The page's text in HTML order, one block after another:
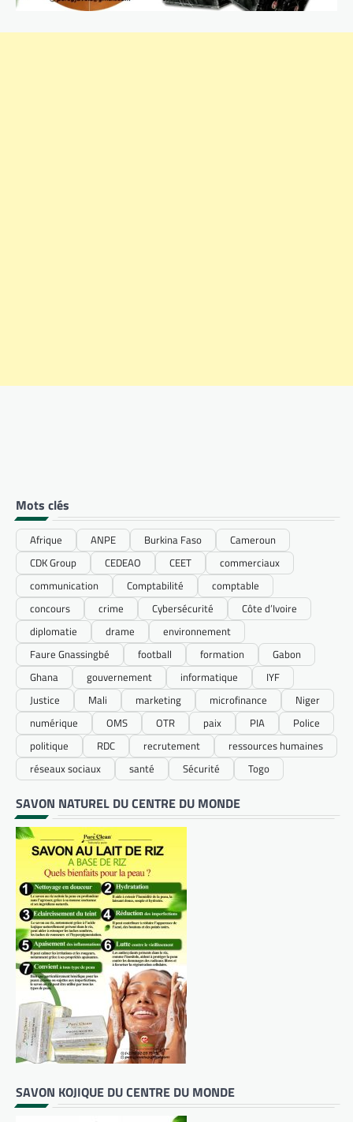
Mots clés
Afrique ANPE Burkina Faso
Cameroun
CDK Group
CEDEAO CEET
commerciaux
communication
Comptabilité
comptable
concours
crime Cybersécurité
Côte d’Ivoire
diplomatie
drame
environnement
Faure Gnassingbé
football formation
Gabon
Ghana
gouvernement informatique
IYF
Justice
Mali marketing microfinance
Niger
numérique
OMS OTR paix PIA
Police
politique
RDC recrutement
ressources humaines
réseaux sociaux
santé Sécurité Togo
SAVON NATUREL DU CENTRE DU MONDE
SAVON KOJIQUE DU CENTRE DU MONDE